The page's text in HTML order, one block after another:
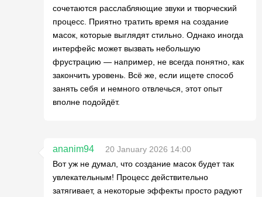
сочетаются расслабляющие звуки и творческий
процесс. Приятно тратить время на создание
масок, которые выглядят стильно. Однако иногда
интерфейс может вызвать небольшую
фрустрацию — например, не всегда понятно, как
закончить уровень. Всё же, если ищете способ
занять себя и немного отвлечься, этот опыт
вполне подойдёт.
ananim94
20 January 2026 14:00
Вот уж не думал, что создание масок будет так
увлекательным! Процесс действительно
затягивает, а некоторые эффекты просто радуют